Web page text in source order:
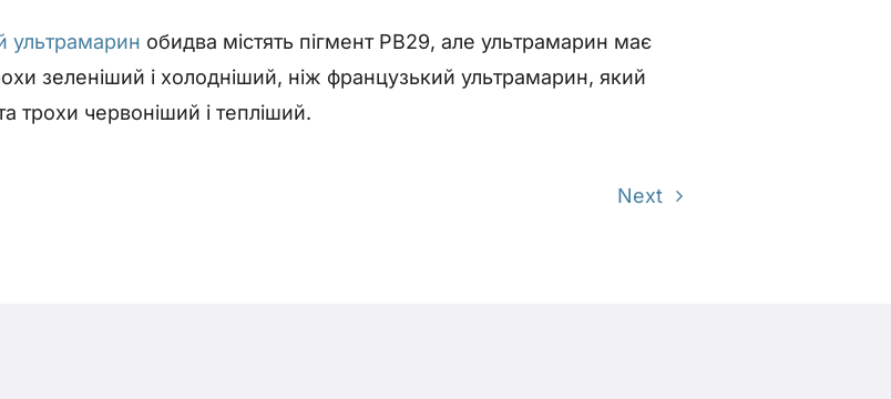
ультрамарин обидва містять пігмент PB29, але ультрамарин має
зеленіший і холодніший, ніж французький ультрамарин, який
трохи червоніший і тепліший.
Next